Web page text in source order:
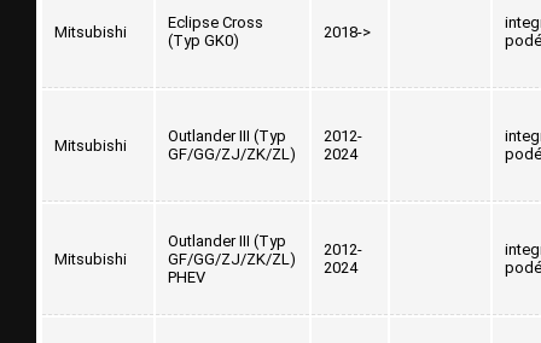
Mitsubishi
Eclipse Cross
(Typ GK0)
2018->
Mitsubishi
Outlander III (Typ
GF/GG/ZJ/ZK/ZL)
2012-
2024
Mitsubishi
Outlander III (Typ
GF/GG/ZJ/ZK/ZL)
PHEV
2012-
2024